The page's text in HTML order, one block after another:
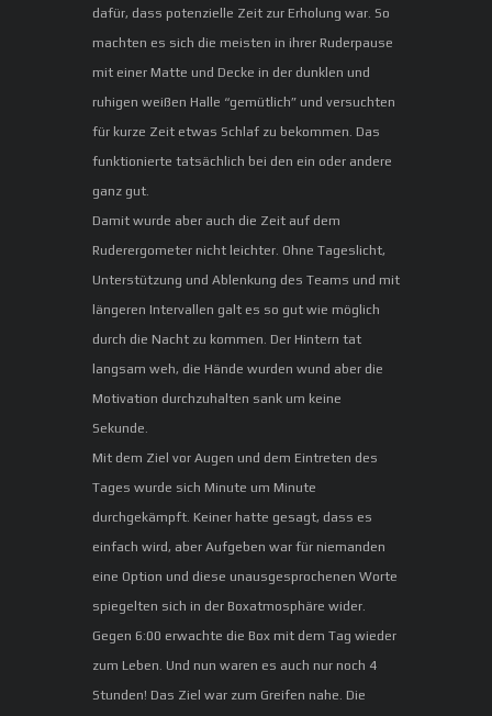
dafür, dass potenzielle Zeit zur Erholung war. So
machten es sich die meisten in ihrer Ruderpause
mit einer Matte und Decke in der dunklen und
ruhigen weißen Halle “gemütlich” und versuchten
für kurze Zeit etwas Schlaf zu bekommen. Das
funktionierte tatsächlich bei den ein oder andere
ganz gut.
Damit wurde aber auch die Zeit auf dem
Ruderergometer nicht leichter. Ohne Tageslicht,
Unterstützung und Ablenkung des Teams und mit
längeren Intervallen galt es so gut wie möglich
durch die Nacht zu kommen. Der Hintern tat
langsam weh, die Hände wurden wund aber die
Motivation durchzuhalten sank um keine
Sekunde.
Mit dem Ziel vor Augen und dem Eintreten des
Tages wurde sich Minute um Minute
durchgekämpft. Keiner hatte gesagt, dass es
einfach wird, aber Aufgeben war für niemanden
eine Option und diese unausgesprochenen Worte
spiegelten sich in der Boxatmosphäre wider.
Gegen 6:00 erwachte die Box mit dem Tag wieder
zum Leben. Und nun waren es auch nur noch 4
Stunden! Das Ziel war zum Greifen nahe. Die